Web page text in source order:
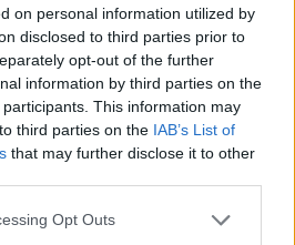
on personal information utilized by
disclosed to third parties prior to
opt-out of the further
information by third parties on the
participants. This information may
third parties on the IAB’s List of
that may further disclose it to other
app uses one or more Google
Opt Outs